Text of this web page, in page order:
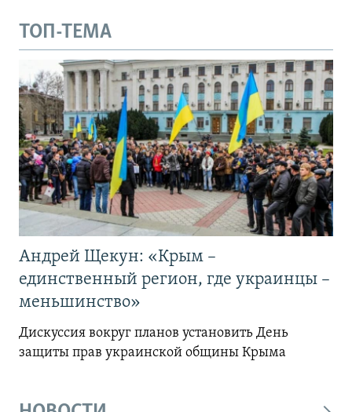
ТОП-ТЕМА
Андрей Щекун: «Крым –
единственный регион, где украинцы –
меньшинство»
Дискуссия вокруг планов установить День
защиты прав украинской общины Крыма